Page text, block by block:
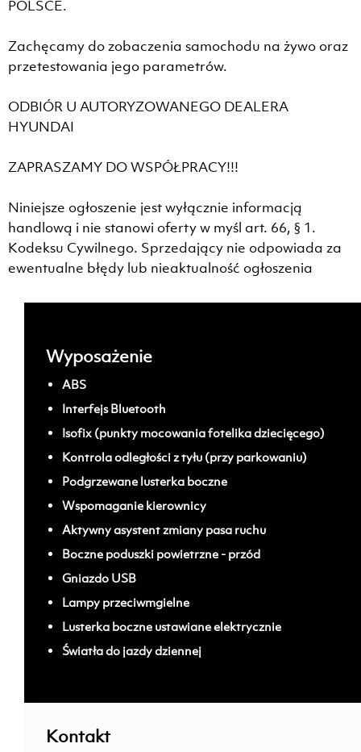
POLSCE.
Zachęcamy do zobaczenia samochodu na żywo oraz
przetestowania jego parametrów.
ODBIÓR U AUTORYZOWANEGO DEALERA
HYUNDAI
ZAPRASZAMY DO WSPÓŁPRACY!!!
Niniejsze ogłoszenie jest wyłącznie informacją
handlową i nie stanowi oferty w myśl art. 66, § 1.
Kodeksu Cywilnego. Sprzedający nie odpowiada za
ewentualne błędy lub nieaktualność ogłoszenia
Wyposażenie
ABS
Interfejs Bluetooth
Isofix (punkty mocowania fotelika dziecięcego)
Kontrola odległości z tyłu (przy parkowaniu)
Podgrzewane lusterka boczne
Wspomaganie kierownicy
Aktywny asystent zmiany pasa ruchu
Boczne poduszki powietrzne - przód
Gniazdo USB
Lampy przeciwmgielne
Lusterka boczne ustawiane elektrycznie
Światła do jazdy dziennej
Kontakt